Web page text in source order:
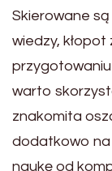
Skierowane
wiedzy,
warto
znakomita
dodatkowo na
naukę od